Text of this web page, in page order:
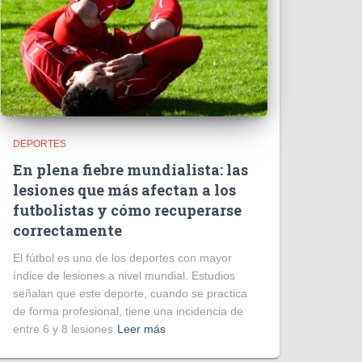
DEPORTES
En plena fiebre mundialista: las
lesiones que más afectan a los
futbolistas y cómo recuperarse
correctamente
El fútbol es uno de los deportes con mayor
índice de lesiones a nivel mundial. Estudios
señalan que este deporte, cuando se practica
de forma profesional, tiene una incidencia de
entre 6 y 8 lesiones Leer más